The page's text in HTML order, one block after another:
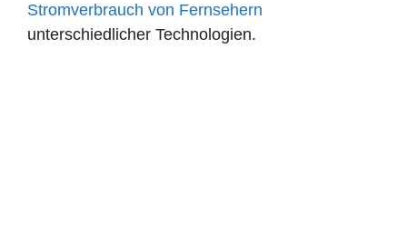
Stromverbrauch von Fernsehern
unterschiedlicher Technologien.